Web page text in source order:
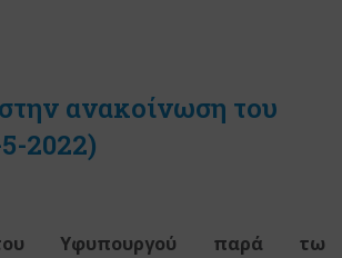
ανακοίνωση του
2022)
Υφυπουργού παρά τω